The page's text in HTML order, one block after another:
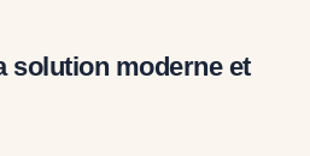
solution moderne et